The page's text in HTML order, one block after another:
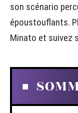
son scénario
époustouflants.
Minato et suivez